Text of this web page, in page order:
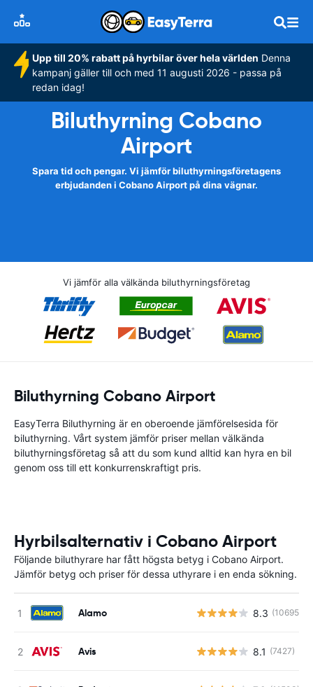
Upp till 20% rabatt på hyrbilar över hela världen Denna
kampanj gäller till och med 11 augusti 2026 - passa på
redan idag!
Biluthyrning Cobano
Airport
Spara tid och pengar. Vi jämför biluthyrningsföretagens
erbjudanden i Cobano Airport på dina vägnar.
Vi jämför alla välkända biluthyrningsföretag
Biluthyrning Cobano Airport
EasyTerra Biluthyrning är en oberoende jämförelsesida för
biluthyrning. Vårt system jämför priser mellan välkända
biluthyrningsföretag så att du som kund alltid kan hyra en bil
genom oss till ett konkurrenskraftigt pris.
Hyrbilsalternativ i Cobano Airport
Följande biluthyrare har fått högsta betyg i Cobano Airport.
Jämför betyg och priser för dessa uthyrare i en enda sökning.
Alamo 8.3 (10695)
Avis 8.1 (7427)